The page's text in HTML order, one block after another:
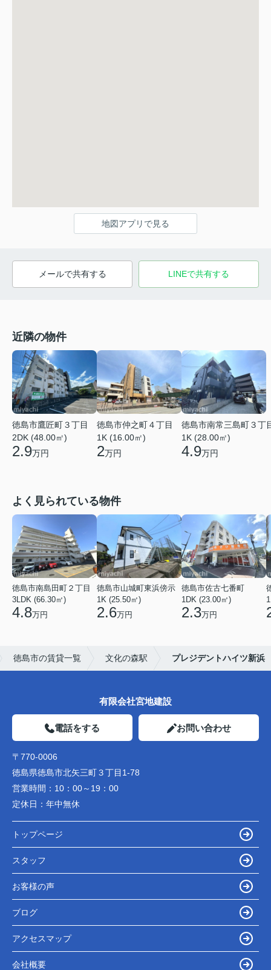
地図アプリで見る
メールで共有する LINEで共有する
近隣の物件
徳島市鷹匠町３丁目
2DK (48.00㎡)
2.9万円
徳島市仲之町４丁目
1K (16.00㎡)
2万円
徳島市南常三島町３丁
1K (28.00㎡)
4.9万円
よく見られている物件
徳島市南島田町２丁目
3LDK (66.30㎡)
4.8万円
徳島市山城町東浜傍示
1K (25.50㎡)
2.6万円
徳島市佐古七番町
1DK (23.00㎡)
2.3万円
徳島市の賃貸一覧 文化の森駅 プレジデントハイツ新浜
有限会社宮地建設
電話をする お問い合わせ
〒770-0006
徳島県徳島市北矢三町３丁目1-78
営業時間： 10：00～19：00
定休日： 年中無休
トップページ
スタッフ
お客様の声
ブログ
アクセスマップ
会社概要